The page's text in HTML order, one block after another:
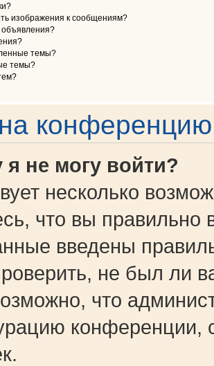
изображения к сообщениям?
темы?
темы?
конференцию
я не могу войти?
несколько
что вы правильно
введены
не был ли
что
конференции,